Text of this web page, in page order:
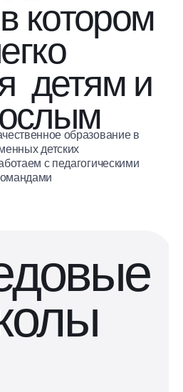
котором
​​​​​​​ детям и
образование в
детских
с педагогическими